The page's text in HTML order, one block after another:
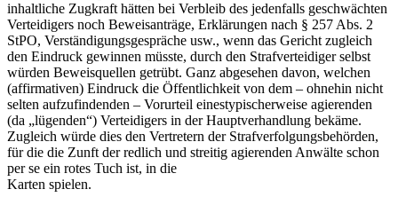
inhaltliche Zugkraft hätten bei Verbleib des jedenfalls geschwächten
Verteidigers noch Beweisanträge, Erklärungen nach § 257 Abs. 2
StPO, Verständigungsgespräche usw., wenn das Gericht zugleich
den Eindruck gewinnen müsste, durch den Strafverteidiger selbst
würden Beweisquellen getrübt. Ganz abgesehen davon, welchen
(affirmativen) Eindruck die Öffentlichkeit von dem – ohnehin nicht
selten aufzufindenden – Vorurteil einestypischerweise agierenden
(da „lügenden“) Verteidigers in der Hauptverhandlung bekäme.
Zugleich würde dies den Vertretern der Strafverfolgungsbehörden,
für die die Zunft der redlich und streitig agierenden Anwälte schon
per se ein rotes Tuch ist, in die
Karten spielen.